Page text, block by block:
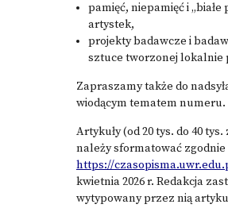
pamięć, niepamięć i
artystek,
projekty badawcze i
sztuce tworzonej lokalnie
Zapraszamy także do
wiodącym tematem numeru.
Artykuły (od 20 tys. do 40
należy sformatować
https://
kwietnia 2026 r. Redakcja
wytypowany przez nią